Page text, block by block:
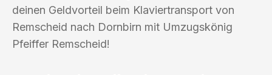
deinen Geldvorteil beim Klaviertransport von
Remscheid nach Dornbirn mit Umzugskönig
Pfeiffer Remscheid!